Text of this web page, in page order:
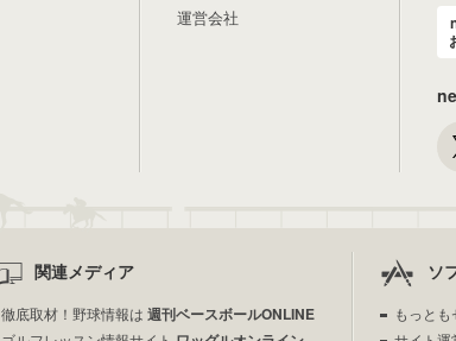
運営会社
関連メディア
徹底取材！野球情報は 週刊ベースボールONLINE
ソ
もっと